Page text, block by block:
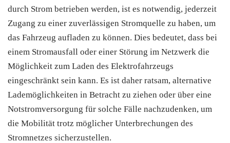
durch Strom betrieben werden, ist es notwendig, jederzeit
Zugang zu einer zuverlässigen Stromquelle zu haben, um
das Fahrzeug aufladen zu können. Dies bedeutet, dass bei
einem Stromausfall oder einer Störung im Netzwerk die
Möglichkeit zum Laden des Elektrofahrzeugs
eingeschränkt sein kann. Es ist daher ratsam, alternative
Lademöglichkeiten in Betracht zu ziehen oder über eine
Notstromversorgung für solche Fälle nachzudenken, um
die Mobilität trotz möglicher Unterbrechungen des
Stromnetzes sicherzustellen.